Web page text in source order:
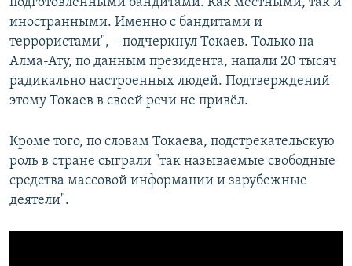
подготовленными бандитами. Как местными, так и
иностранными. Именно с бандитами и
террористами", – подчеркнул Токаев. Только на
Алма-Ату, по данным президента, напали 20 тысяч
радикально настроенных людей. Подтверждений
этому Токаев в своей речи не привёл.
Кроме того, по словам Токаева, подстрекательскую
роль в стране сыграли "так называемые свободные
средства массовой информации и зарубежные
деятели".